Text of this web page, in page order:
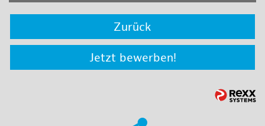
Zurück
Jetzt bewerben!